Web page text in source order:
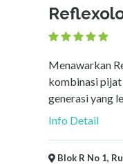
Menawarkan
kombinasi
generasi yang
Info Detail
Blok R No 1,